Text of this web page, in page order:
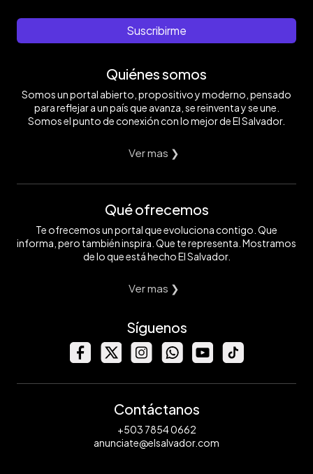
Suscribirme
Quiénes somos
Somos un portal abierto, propositivo y moderno, pensado
para reflejar a un país que avanza, se reinventa y se une.
Somos el punto de conexión con lo mejor de El Salvador.
Ver mas ❯
Qué ofrecemos
Te ofrecemos un portal que evoluciona contigo. Que
informa, pero también inspira. Que te representa. Mostramos
de lo que está hecho El Salvador.
Ver mas ❯
Síguenos
Contáctanos
+503 7854 0662
anunciate@elsalvador.com